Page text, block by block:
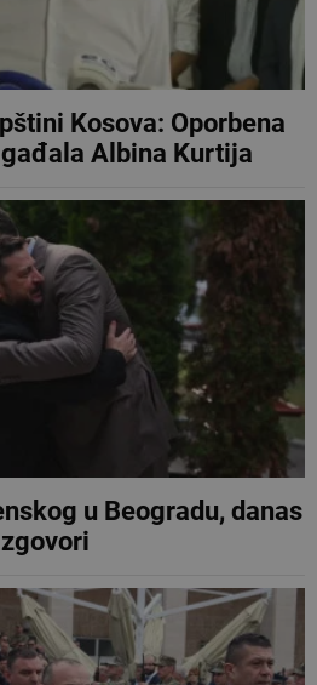
Kosova: Oporbena
Albina Kurtija
u Beogradu, danas